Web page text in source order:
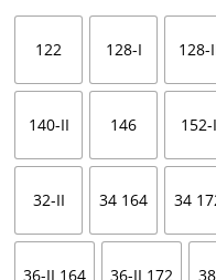
122 128-I 128-
140-II 146 152-I
32-II 34 164 34
36-II 164 36-II 172